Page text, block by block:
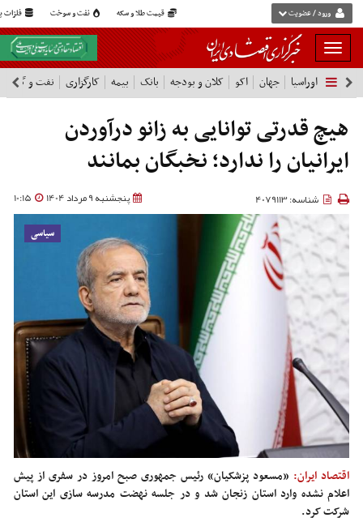
قیمت طلا و سکه نفت و سوخت فلزات ورود / عضویت
بار
و
بسته
نمودن
فهرست
اوراسیا جهان اکو کلان و بودجه بانک بیمه کارگزاری نفت و گاز
هیچ قدرتی توانایی به زانو درآوردن
ایرانیان را ندارد؛ نخبگان بمانند
پنجشنبه 9 مرداد 1404 10:15 شناسه: 4079113
سیاسی
اقتصاد ایران: «مسعود پزشکیان» رئیس جمهوری صبح امروز در سفری از پیش
اعلام نشده وارد استان زنجان شد و در جلسه نهضت مدرسه سازی این استان
شرکت کرد.